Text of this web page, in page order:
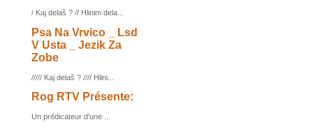
/ Kaj delaš ? // Hlinim dela...
Psa Na Vrvico _ Lsd
V Usta _ Jezik Za
Zobe
///// Kaj delaš ? //// Hlini...
Rog RTV Présente:
Un prédicateur d'une ...